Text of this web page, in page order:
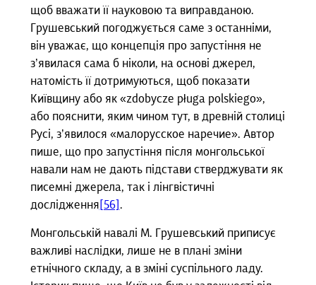
щоб вважати її науковою та виправданою.
Грушевський погоджується саме з останніми,
він уважає, що концепція про запустіння не
з’явилася сама б ніколи, на основі джерел,
натомість її дотримуються, щоб показати
Київщину або як «zdobycze pługa polskiego»,
або пояснити, яким чином тут, в древній столиці
Русі, з’явилося «малорусское наречие». Автор
пише, що про запустіння після монгольської
навали нам не дають підстави стверджувати як
писемні джерела, так і лінгвістичні
дослідження [56] .
Монгольській навалі М. Грушевський приписує
важливі наслідки, лише не в плані зміни
етнічного складу, а в зміні суспільного ладу.